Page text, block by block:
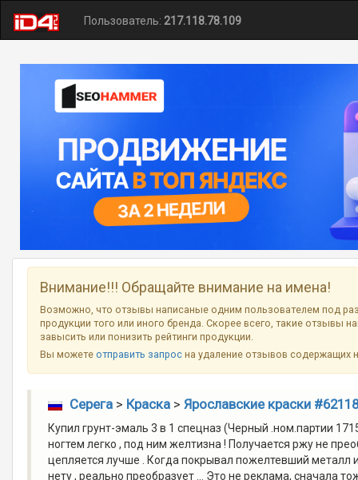
Пользователь: 217.118.78.109
Внимание!!! Обращайте внимание на имена!
Возможно, что отзывы написаные одним пользователем под
продукции того или иного бренда. Скорее всего, такие отзывы
завысить или понизить рейтинги продукции.
Вы можетеотправить запрос на удаление отзывов
Серега> Краска> Ярославские краски #62118
Купил грунт-эмаль 3 в 1 спецназ (Черный .ном.партии
ногтем легко , под ним желтизна ! Получается ржу не
цепляется лучше . Когда покрывал пожелтевший
нету , реально преобразует ... Это не реклама, сначала